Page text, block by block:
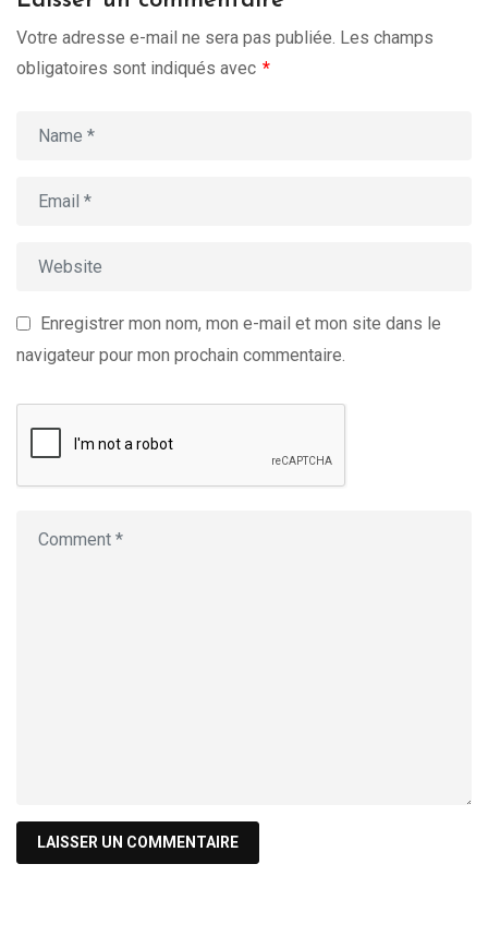
Votre adresse e-mail ne sera pas publiée. Les champs
obligatoires sont indiqués avec *
Enregistrer mon nom, mon e-mail et mon site dans le
navigateur pour mon prochain commentaire.